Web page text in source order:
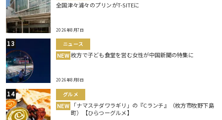
全国津々浦々のプリンがT-SITEに
2026年8月7日
ニュース
NEW 枚方で子ども食堂を営む女性が中国新聞の特集に
2026年8月8日
グルメ
NEW
「ナマステダワラギリ」の『Cランチ』（枚方市牧野下島
町）【ひらつーグルメ】